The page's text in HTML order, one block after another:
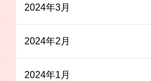
2024年3月
2024年2月
2024年1月